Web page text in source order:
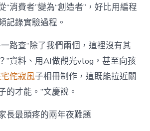
“消費者”變為“創造者”，好比用編程
記錄實驗過程。
路查“除了我們兩個，這裡沒有其
”資料、用AI做觀光vlog，甚至向孩
侘寂風子相冊制作，這既能拉近關
的才能。”文慶說。
長最頭疼的兩年夜難題